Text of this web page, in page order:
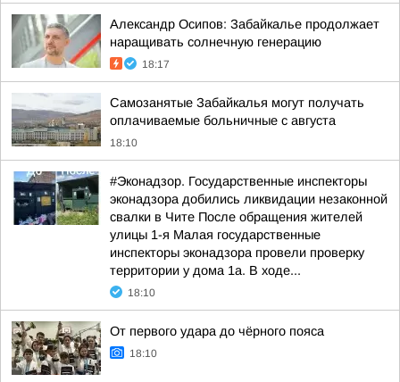
Александр Осипов: Забайкалье продолжает
наращивать солнечную генерацию
18:17
Самозанятые Забайкалья могут получать
оплачиваемые больничные с августа
18:10
#Эконадзор. Государственные инспекторы
эконадзора добились ликвидации незаконной
свалки в Чите После обращения жителей
улицы 1-я Малая государственные
инспекторы эконадзора провели проверку
территории у дома 1а. В ходе...
18:10
От первого удара до чёрного пояса
18:10